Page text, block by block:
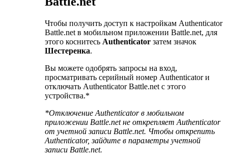
Чтобы получить доступ к настройкам Authenticator
Battle.net в мобильном приложении Battle.net, для
этого коснитесь Authenticator затем значок
Шестеренка.
Вы можете одобрять запросы на вход,
просматривать серийный номер Authenticator и
отключать Authenticator Battle.net с этого
устройства.*
*Отключение Authenticator в мобильном
приложении Battle.net не открепляет Authenticator
от учетной записи Battle.net. Чтобы открепить
Authenticator, зайдите в параметры учетной
записи Battle.net.